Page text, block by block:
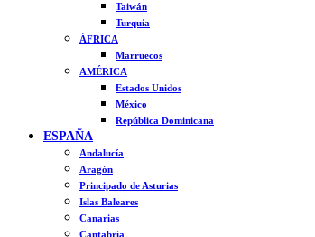
Taiwán
Turquía
ÁFRICA
Marruecos
AMÉRICA
Estados Unidos
México
República Dominicana
ESPAÑA
Andalucía
Aragón
Principado de Asturias
Islas Baleares
Canarias
Cantabria